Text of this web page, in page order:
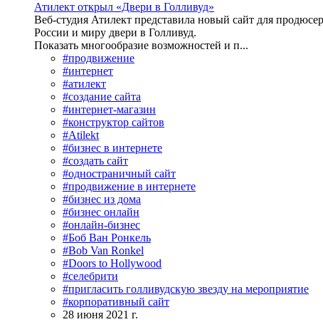
Атилект открыл «Двери в Голливуд»
Веб-студия Атилект представила новый сайт для
России и миру двери в Голливуд.
Показать многообразие возможностей и п...
#продвижение
#интернет
#атилект
#создание сайта
#интернет-магазин
#конструктор сайтов
#Atilekt
#бизнес в интернете
#создать сайт
#одностраничный сайт
#продвижение в интернете
#бизнес из дома
#бизнес онлайн
#онлайн-бизнес
#Боб Ван Ронкель
#Bob Van Ronkel
#Doors to Hollywood
#селебрити
#пригласить голливудскую звезду на мероприятие
#корпоративный сайт
28 июня 2021 г.